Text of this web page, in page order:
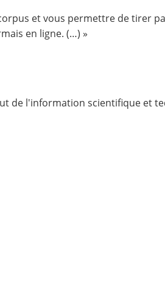
et vous permettre de tirer
en ligne. (…) »
de l'information scientifique et